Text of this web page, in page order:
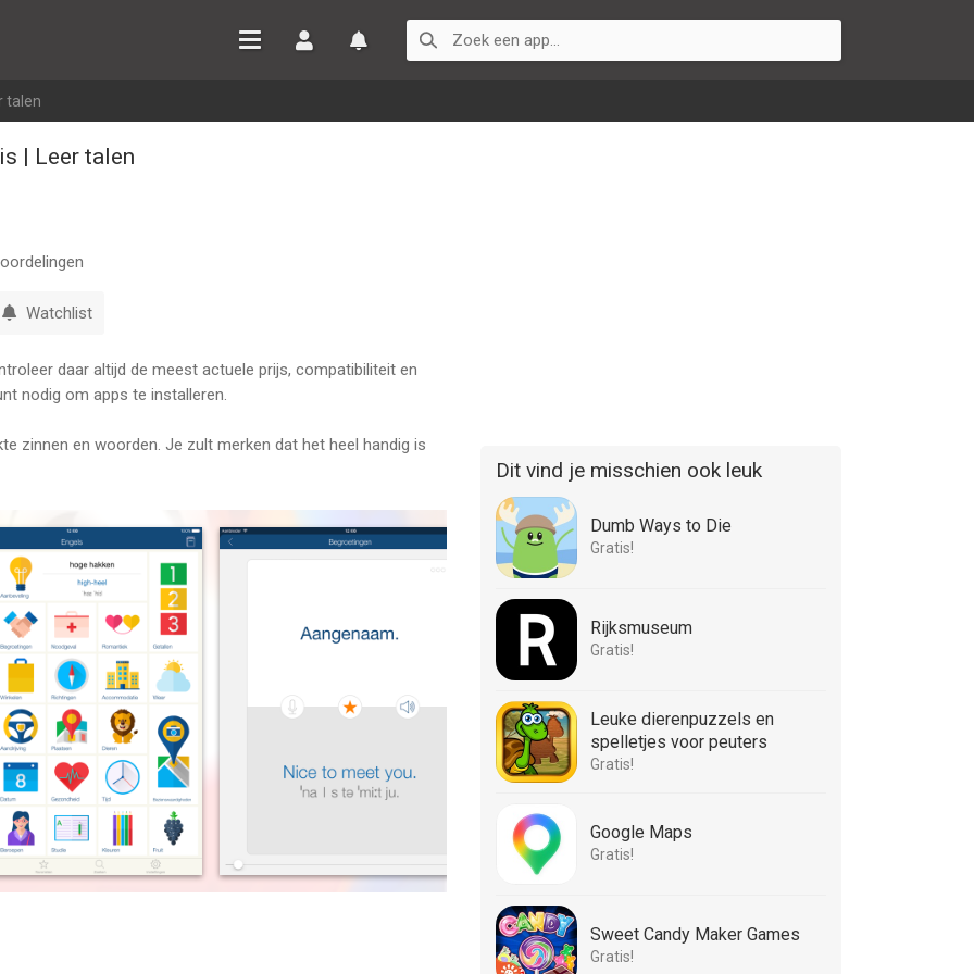
talen
| Leer talen
Watchlist
daar altijd de meest actuele prijs, compatibiliteit en
nodig om apps te installeren.
zinnen en woorden. Je zult merken dat het heel handig is
in noodsituaties, en nog veel meer.
Thai, Indonesisch en Hindi van onze meertalige papegaai.
je spreek- en luistervaardigheid, waar en wanneer dan
kun je de papegaai vragen om namens jou te spreken
weerhouden je nu niet meer van het maken van
Frankrijk, Spanje, Duitsland, Italië, Australië, Nieuw-
Maleisië, Singapore, enz, zorg dat je deze app
Dit vind je misschien ook leuk
Dumb Ways to Die
Gratis!
Rijksmuseum
Gratis!
Leuke dierenpuzzels en
spelletjes voor peuters
Gratis!
Google Maps
Gratis!
Sweet Candy Maker Games
Gratis!